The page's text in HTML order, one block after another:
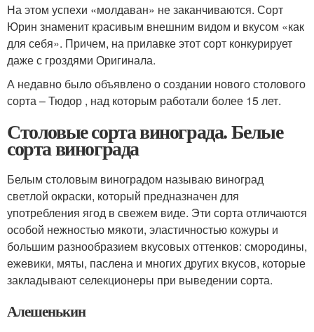
На этом успехи «молдаван» не заканчиваются. Сорт
Юрин знаменит красивым внешним видом и вкусом «как
для себя». Причем, на прилавке этот сорт конкурирует
даже с гроздями Оригинала.
А недавно было объявлено о создании нового столового
сорта – Тюдор , над которым работали более 15 лет.
Столовые сорта винограда. Белые
сорта винограда
Белым столовым виноградом называю виноград
светлой окраски, который предназначен для
употребления ягод в свежем виде. Эти сорта отличаются
особой нежностью мякоти, эластичностью кожуры и
большим разнообразием вкусовых оттенков: смородины,
ежевики, мяты, паслена и многих других вкусов, которые
закладывают селекционеры при выведении сорта.
Алешенькин